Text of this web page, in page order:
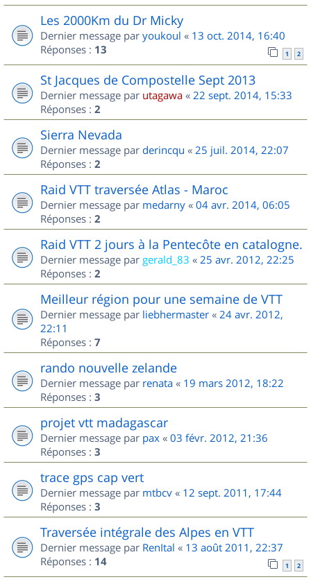
Les 2000Km du Dr Micky
Dernier message par youkoul « 13 oct. 2014, 16:40
Réponses : 13 1 2
St Jacques de Compostelle Sept 2013
Dernier message par utagawa « 22 sept. 2014, 15:33
Réponses : 2
Sierra Nevada
Dernier message par derincqu « 25 juil. 2014, 22:07
Réponses : 2
Raid VTT traversée Atlas - Maroc
Dernier message par medarny « 04 avr. 2014, 06:05
Réponses : 2
Raid VTT 2 jours à la Pentecôte en catalogne.
Dernier message par gerald_83 « 25 avr. 2012, 22:25
Réponses : 2
Meilleur région pour une semaine de VTT
Dernier message par liebhermaster « 24 avr. 2012,
22:11
Réponses : 7
rando nouvelle zelande
Dernier message par renata « 19 mars 2012, 18:22
Réponses : 3
projet vtt madagascar
Dernier message par pax « 03 févr. 2012, 21:36
Réponses : 3
trace gps cap vert
Dernier message par mtbcv « 12 sept. 2011, 17:44
Réponses : 3
Traversée intégrale des Alpes en VTT
Dernier message par RenItal « 13 août 2011, 22:37
Réponses : 14 1 2